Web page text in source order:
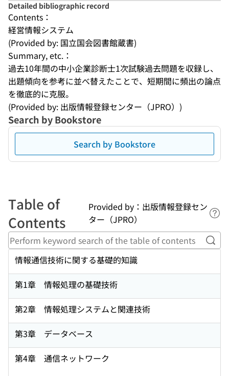
Detailed bibliographic record
Contents：
経営情報システム
(Provided by: 国立国会図書館蔵書)
Summary, etc.：
過去10年間の中小企業診断士1次試験過去問題を収録し、
出題傾向を参考に並べ替えたことで、短期間に頻出の論点
を徹底的に克服。
(Provided by: 出版情報登録センター（JPRO）)
Search by Bookstore
Search by Bookstore
Table of
Contents
Provided by：出版情報登録セン
ター（JPRO）
情報通信技術に関する基礎的知識
第1章 情報処理の基礎技術
第2章 情報処理システムと関連技術
第3章 データベース
第4章 通信ネットワーク